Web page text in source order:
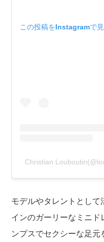
この投稿をInstagramで
Christian
モデルやタレントとし
インのガーリーなミニ
ンプスでセクシーな足元